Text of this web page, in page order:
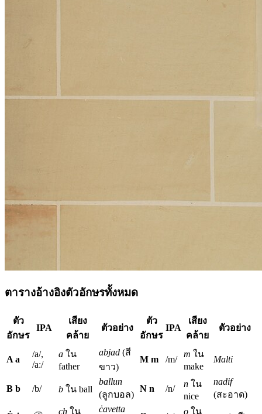
ตารางอ้างอิงตัวอักษรทั้งหมด
ตัว
อักษร
IPA
เสียง
คล้าย
ตัวอย่าง
ตัว
อักษร
IPA
เสียง
คล้าย
ตัวอย่าง
A a
/a/,
/aː/
a ใน
father
abjad (สี
ขาว)
M m /m/
m ใน
make
Malti
B b /b/ b ใน ball
ballun
(ลูกบอล)
N n /n/ n ใน
nice
nadif
(สะอาด)
ch ใน ċavetta o ใน